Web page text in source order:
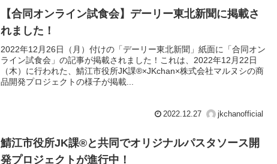
【合同オンライン試食会】デーリー東北新聞に掲載さ
れました！
2022年12月26日（月）付けの「デーリー東北新聞」紙面に「合同オン
ライン試食会」の記事が掲載されました！これは、2022年12月22日
（木）に行われた、鯖江市役所JK課®×JKchan×株式会社マルヌシの商
品開発プロジェクトの様子が掲載...
2022.12.27 jkchanofficial
鯖江市役所JK課®と共同でオリジナルパスタソース開
発プロジェクトが進行中！